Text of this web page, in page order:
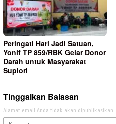
Peringati Hari Jadi Satuan,
Yonif TP 859/RBK Gelar Donor
Darah untuk Masyarakat
Supiori
Tinggalkan Balasan
Alamat email Anda tidak akan dipublikasikan.